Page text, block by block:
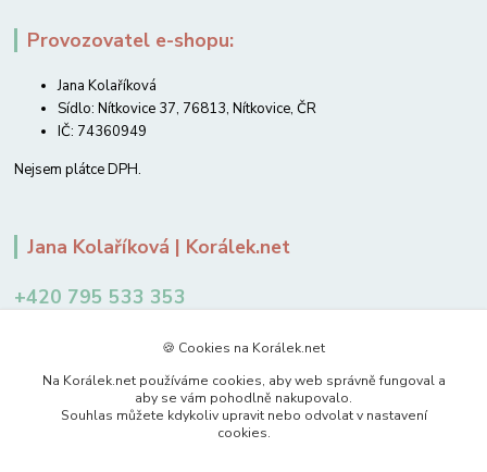
Provozovatel e-shopu:
Jana Kolaříková
Sídlo: Nítkovice 37, 76813, Nítkovice, ČR
IČ: 74360949
Nejsem plátce DPH.
Jana Kolaříková | Korálek.net
+420 795 533 353
🍪 Cookies na Korálek.net
Na Korálek.net používáme cookies, aby web správně fungoval a
aby se vám pohodlně nakupovalo.
Souhlas můžete kdykoliv upravit nebo odvolat v nastavení
cookies.